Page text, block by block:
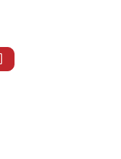
Commentaires